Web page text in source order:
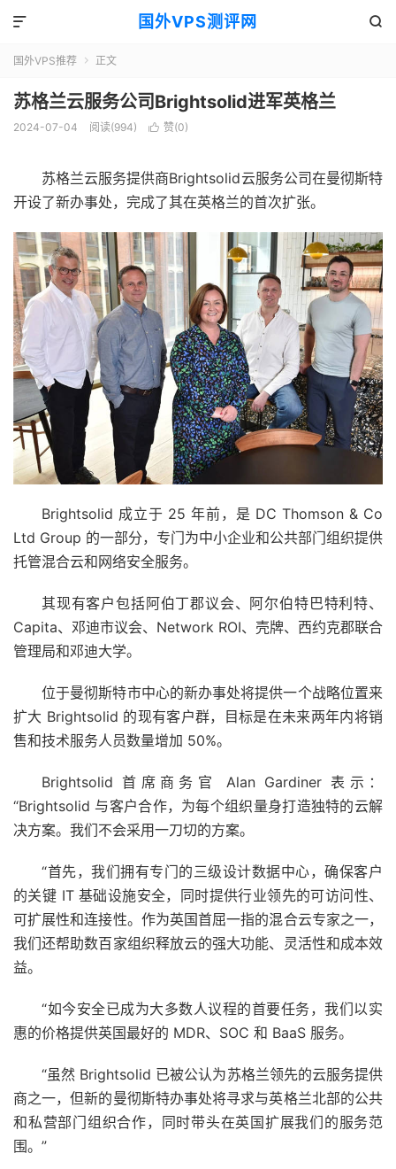
国外VPS测评网 

国外VPS推荐  正文
苏格兰云服务公司Brightsolid进军英格兰
2024-07-04 阅读(994)  赞(0)
苏格兰云服务提供商Brightsolid云服务公司在曼彻斯特
开设了新办事处，完成了其在英格兰的首次扩张。
Brightsolid 成立于 25 年前，是 DC Thomson & Co
Ltd Group 的一部分，专门为中小企业和公共部门组织提供
托管混合云和网络安全服务。
其现有客户包括阿伯丁郡议会、阿尔伯特巴特利特、
Capita、邓迪市议会、Network ROI、壳牌、西约克郡联合
管理局和邓迪大学。
位于曼彻斯特市中心的新办事处将提供一个战略位置来
扩大 Brightsolid 的现有客户群，目标是在未来两年内将销
售和技术服务人员数量增加 50%。
Brightsolid 首席商务官 Alan Gardiner 表示：
“Brightsolid 与客户合作，为每个组织量身打造独特的云解
决方案。我们不会采用一刀切的方案。
“首先，我们拥有专门的三级设计数据中心，确保客户
的关键 IT 基础设施安全，同时提供行业领先的可访问性、
可扩展性和连接性。作为英国首屈一指的混合云专家之一，
我们还帮助数百家组织释放云的强大功能、灵活性和成本效
益。
“如今安全已成为大多数人议程的首要任务，我们以实
惠的价格提供英国最好的 MDR、SOC 和 BaaS 服务。
“虽然 Brightsolid 已被公认为苏格兰领先的云服务提供
商之一，但新的曼彻斯特办事处将寻求与英格兰北部的公共
和私营部门组织合作，同时带头在英国扩展我们的服务范
围。”